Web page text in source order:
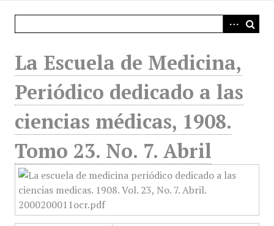
La Escuela de Medicina,
Periódico dedicado a las
ciencias médicas, 1908.
Tomo 23. No. 7. Abril